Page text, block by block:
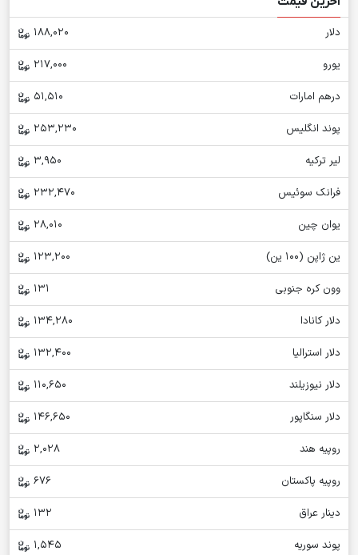
دلار
188,020
یورو
217,000
درهم امارات
51,510
پوند انگلیس
253,230
لیر ترکیه
3,950
فرانک سوئیس
232,470
یوان چین
28,010
ین ژاپن (100 ین)
123,200
وون کره جنوبی
131
دلار کانادا
134,280
دلار استرالیا
132,400
دلار نیوزیلند
110,650
دلار سنگاپور
146,650
روپیه هند
2,028
روپیه پاکستان
676
دینار عراق
132
پوند سوریه
1,545